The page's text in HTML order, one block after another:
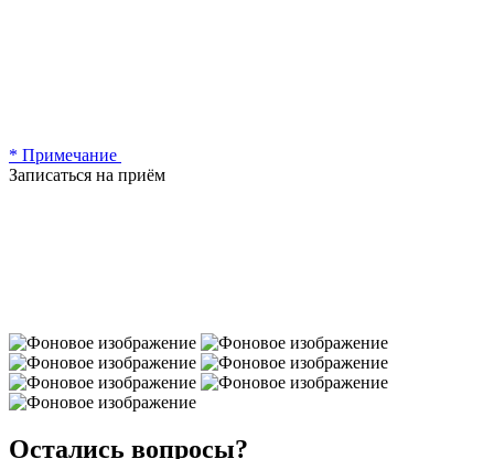
* Примечание
Записаться на приём
Остались вопросы?